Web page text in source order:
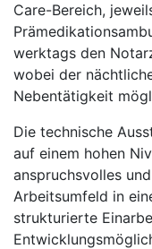
Care-Bereich,
werktags den
wobei der
Nebentätigkeit
Die technische
auf einem hohen
anspruchsvolles
Arbeitsumfeld in
strukturierte